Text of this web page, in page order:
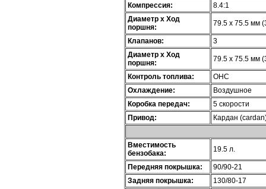
Компрессия:
8.4:1
Диаметр х Ход
поршня:
79.5 x 75.5 мм
Клапанов:
3
Диаметр х Ход
поршня:
79.5 x 75.5 мм
Контроль топлива:
OHC
Охлаждение:
Воздушное
Коробка передач:
5 скорости
Привод:
Кардан
Вместимость
бензобака:
19.5 л.
Передняя покрышка:
90/90-21
Задняя покрышка:
130/80-17